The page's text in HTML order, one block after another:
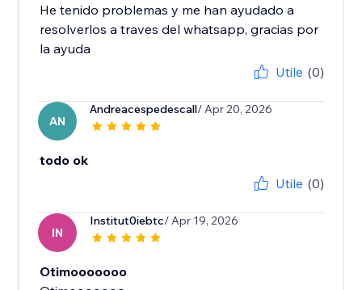
He tenido problemas y me han ayudado a
resolverlos a traves del whatsapp, gracias por
la ayuda
Utile (0)
AN
Andreacespedescall/ Apr 20, 2026
todo ok
Utile (0)
IN
Institut0iebtc/ Apr 19, 2026
Otimooooooo